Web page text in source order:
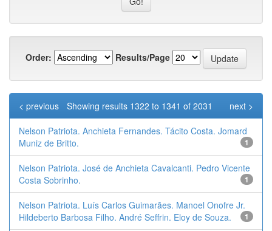
Order: Results/Page
Showing results 1322 to 1341 of 2031
< previous next >
Nelson Patriota. Anchieta Fernandes. Tácito Costa. Jomard
Muniz de Britto.
1
Nelson Patriota. José de Anchieta Cavalcanti. Pedro Vicente
Costa Sobrinho.
1
Nelson Patriota. Luís Carlos Guimarães. Manoel Onofre Jr.
Hildeberto Barbosa Filho. André Seffrin. Eloy de Souza.
1